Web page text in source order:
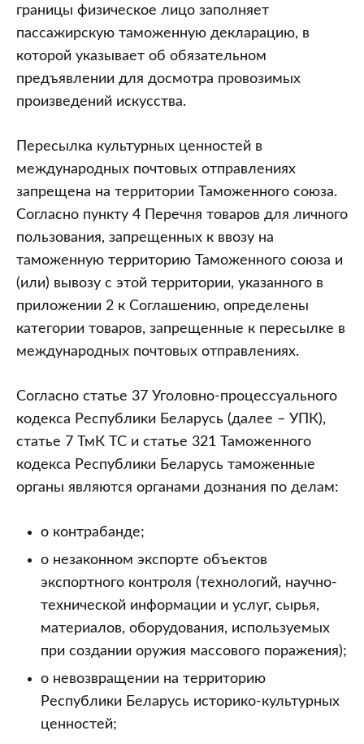
границы физическое лицо заполняет
пассажирскую таможенную декларацию, в
которой указывает об обязательном
предъявлении для досмотра провозимых
произведений искусства.
Пересылка культурных ценностей в
международных почтовых отправлениях
запрещена на территории Таможенного союза.
Согласно пункту 4 Перечня товаров для личного
пользования, запрещенных к ввозу на
таможенную территорию Таможенного союза и
(или) вывозу с этой территории, указанного в
приложении 2 к Соглашению, определены
категории товаров, запрещенные к пересылке в
международных почтовых отправлениях.
Согласно статье 37 Уголовно-процессуального
кодекса Республики Беларусь (далее – УПК),
статье 7 ТмК ТС и статье 321 Таможенного
кодекса Республики Беларусь таможенные
органы являются органами дознания по делам:
о контрабанде;
о незаконном экспорте объектов
экспортного контроля (технологий, научно-
технической информации и услуг, сырья,
материалов, оборудования, используемых
при создании оружия массового поражения);
о невозвращении на территорию
Республики Беларусь историко-культурных
ценностей;